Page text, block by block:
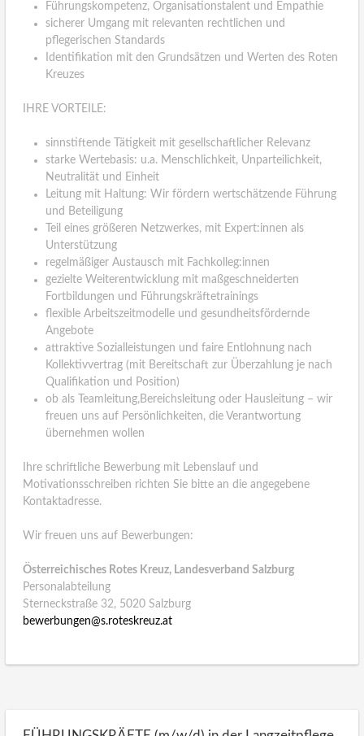
Führungskompetenz, Organisationstalent und Empathie
sicherer Umgang mit relevanten rechtlichen und
pflegerischen Standards
Identifikation mit den Grundsätzen und Werten des Roten
Kreuzes
IHRE VORTEILE:
sinnstiftende Tätigkeit mit gesellschaftlicher Relevanz
starke Wertebasis: u.a. Menschlichkeit, Unparteilichkeit,
Neutralität und Einheit
Leitung mit Haltung: Wir fördern wertschätzende Führung
und Beteiligung
Teil eines größeren Netzwerkes, mit Expert:innen als
Unterstützung
regelmäßiger Austausch mit Fachkolleg:innen
gezielte Weiterentwicklung mit maßgeschneiderten
Fortbildungen und Führungskräftetrainings
flexible Arbeitszeitmodelle und gesundheitsfördernde
Angebote
attraktive Sozialleistungen und faire Entlohnung nach
Kollektivvertrag (mit Bereitschaft zur Überzahlung je nach
Qualifikation und Position)
ob als Teamleitung,Bereichsleitung oder Hausleitung – wir
freuen uns auf Persönlichkeiten, die Verantwortung
übernehmen wollen
Ihre schriftliche Bewerbung mit Lebenslauf und
Motivationsschreiben richten Sie bitte an die angegebene
Kontaktadresse.
Wir freuen uns auf Bewerbungen:
Österreichisches Rotes Kreuz, Landesverband Salzburg
Personalabteilung
Sterneckstraße 32, 5020 Salzburg
bewerbungen@s.roteskreuz.at